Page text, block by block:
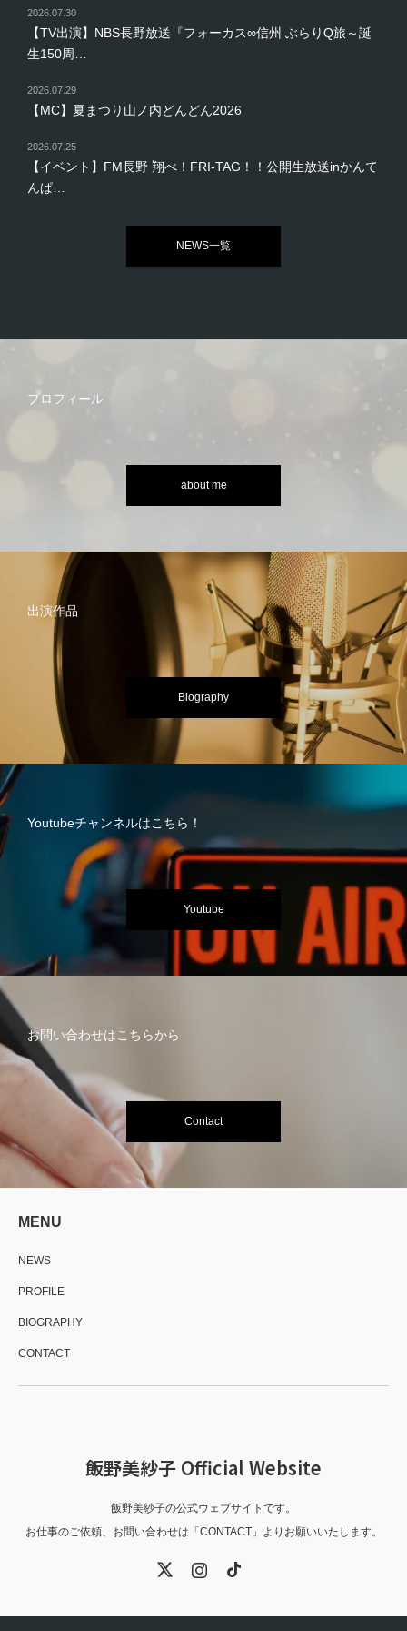
2026.07.30
【TV出演】NBS長野放送『フォーカス∞信州 ぶらりQ旅～誕
生150周…
2026.07.29
【MC】夏まつり山ノ内どんどん2026
2026.07.25
【イベント】FM長野 翔べ！FRI-TAG！！公開生放送inかんて
んぱ…
NEWS一覧
プロフィール
about me
出演作品
Biography
Youtubeチャンネルはこちら！
Youtube
お問い合わせはこちらから
Contact
MENU
NEWS
PROFILE
BIOGRAPHY
CONTACT
飯野美紗子 Official Website
飯野美紗子の公式ウェブサイトです。
お仕事のご依頼、お問い合わせは「CONTACT」よりお願いいたします。